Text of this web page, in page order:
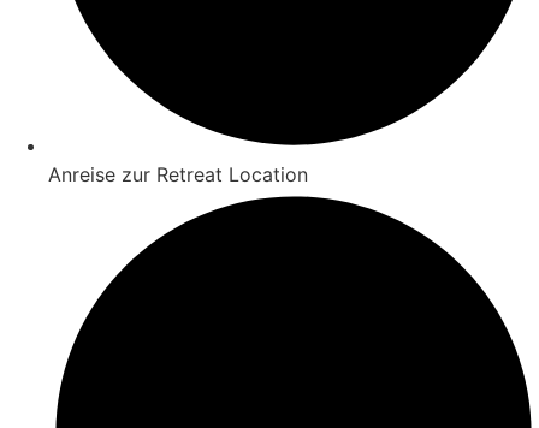
Anreise zur Retreat Location